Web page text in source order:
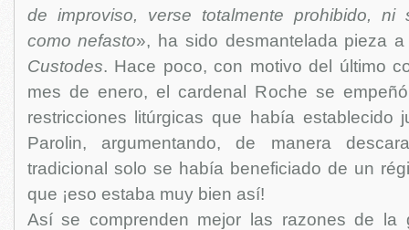
de improviso, verse totalmente prohibido, ni
como nefasto», ha sido desmantelada pieza
Custodes. Hace poco, con motivo del último
mes de enero, el cardenal Roche se
restricciones litúrgicas que había establecido
Parolin, argumentando, de manera
tradicional solo se había beneficiado de un
que ¡eso estaba muy bien así!
Así se comprenden mejor las razones de la